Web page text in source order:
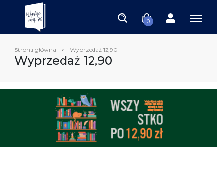
0
Strona główna Wyprzedaż 12,90
Wyprzedaż 12,90